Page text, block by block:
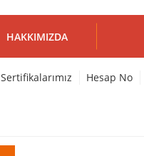
HAKKIMIZDA
Sertifikalarımız Hesap No